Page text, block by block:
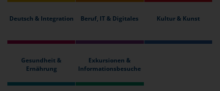
Deutsch & Integration Beruf, IT & Digitales Kultur & Kunst
Gesundheit &
Ernährung
Exkursionen &
Informationsbesuche